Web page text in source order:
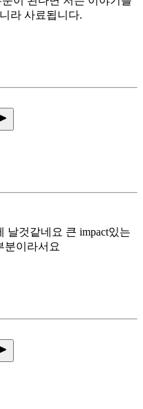
라 사료됩니다.
날것같네요 큰 impact있는
분이라서요